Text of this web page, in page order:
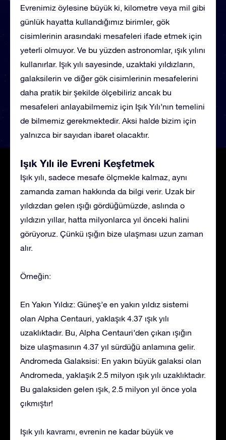
Evrenimiz öylesine büyük ki, kilometre veya mil gibi
günlük hayatta kullandığımız birimler, gök
cisimlerinin arasındaki mesafeleri ifade etmek için
yeterli olmuyor. Ve bu yüzden astronomlar, ışık yılını
kullanırlar. Işık yılı sayesinde, uzaktaki yıldızların,
galaksilerin ve diğer gök cisimlerinin mesafelerini
daha pratik bir şekilde ölçebiliriz ancak bu
mesafeleri anlayabilmemiz için Işık Yılı’nın temelini
de bilmemiz gerekmektedir. Aksi halde bizim için
yalnızca bir sayıdan ibaret olacaktır.
Işık Yılı ile Evreni Keşfetmek
Işık yılı, sadece mesafe ölçmekle kalmaz, aynı
zamanda zaman hakkında da bilgi verir. Uzak bir
yıldızdan gelen ışığı gördüğümüzde, aslında o
yıldızın yıllar, hatta milyonlarca yıl önceki halini
görüyoruz. Çünkü ışığın bize ulaşması uzun zaman
alır.
Örneğin:
En Yakın Yıldız: Güneş’e en yakın yıldız sistemi
olan Alpha Centauri, yaklaşık 4.37 ışık yılı
uzaklıktadır. Bu, Alpha Centauri’den çıkan ışığın
bize ulaşmasının 4.37 yıl sürdüğü anlamına gelir.
Andromeda Galaksisi: En yakın büyük galaksi olan
Andromeda, yaklaşık 2.5 milyon ışık yılı uzaklıktadır.
Bu galaksiden gelen ışık, 2.5 milyon yıl önce yola
çıkmıştır!
Işık yılı kavramı, evrenin ne kadar büyük ve